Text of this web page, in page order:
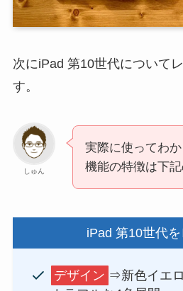
次にiPad 第10世代について
す。
しゅん
実際に使ってわ
機能の特徴は下記
iPad 第10世代
デザイン ⇒新色イエ